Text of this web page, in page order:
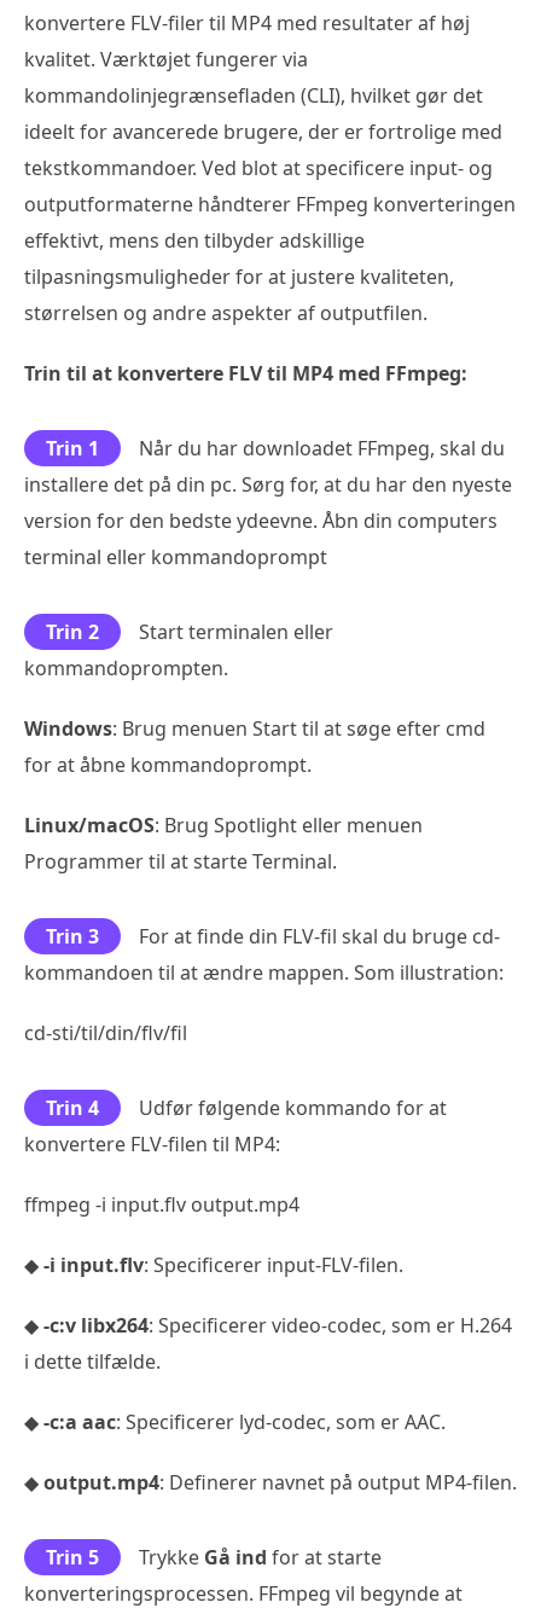
konvertere FLV-filer til MP4 med resultater af høj
kvalitet. Værktøjet fungerer via
kommandolinjegrænsefladen (CLI), hvilket gør det
ideelt for avancerede brugere, der er fortrolige med
tekstkommandoer. Ved blot at specificere input- og
outputformaterne håndterer FFmpeg konverteringen
effektivt, mens den tilbyder adskillige
tilpasningsmuligheder for at justere kvaliteten,
størrelsen og andre aspekter af outputfilen.
Trin til at konvertere FLV til MP4 med FFmpeg:
Trin 1
Når du har downloadet FFmpeg, skal du
installere det på din pc. Sørg for, at du har den nyeste
version for den bedste ydeevne. Åbn din computers
terminal eller kommandoprompt
Trin 2
Start terminalen eller
kommandoprompten.
Windows: Brug menuen Start til at søge efter cmd
for at åbne kommandoprompt.
Linux/macOS: Brug Spotlight eller menuen
Programmer til at starte Terminal.
Trin 3
For at finde din FLV-fil skal du bruge cd-
kommandoen til at ændre mappen. Som illustration:
cd-sti/til/din/flv/fil
Trin 4
Udfør følgende kommando for at
konvertere FLV-filen til MP4:
ffmpeg -i input.flv output.mp4
◆-i input.flv: Specificerer input-FLV-filen.
◆-c:v libx264: Specificerer video-codec, som er H.264
i dette tilfælde.
◆-c:a aac: Specificerer lyd-codec, som er AAC.
◆output.mp4: Definerer navnet på output MP4-filen.
Trin 5 Trykke Gå ind for at starte
konverteringsprocessen. FFmpeg vil begynde at